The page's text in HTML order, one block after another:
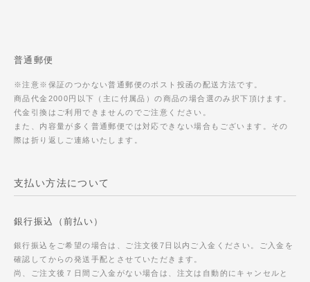
普通郵便
※注意※保証のつかない普通郵便のポスト投函の配送方法です。
商品代金2000円以下（主に付属品）の商品の場合選のみ択下頂けます。
代金引換はご利用できませんのでご注意ください。
また、内容量が多く普通郵便では対応できない場合もございます。その
際は折り返しご連絡いたします。
支払い方法について
銀行振込（前払い）
銀行振込をご希望の場合は、ご注文後7日以内ご入金ください。ご入金を
確認してからの発送手配とさせていただきます。
尚、ご注文後７日間ご入金がない場合は、注文は自動的にキャンセルと